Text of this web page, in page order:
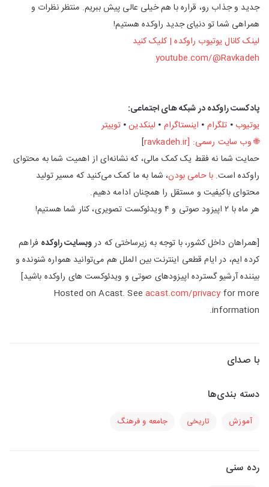
جدید و جذاب رو، قراره با هم خیلی عالی پیش ببریم. منتظر نظرات و
همراهی شما تو دنیای جدید راوکده هستیم!
لینک کانال یوتیوب راوکده | کلیک کنید
youtube.com/@Ravkadeh
پادکست راوکده در شبکه های اجتماعی:
یوتیوب ⦁ تلگرام ⦁ اینستاگرام ⦁ لینکدین⦁توییتر
🌐 وب‌ سایت رسمی: [ravkadeh.ir
]
حمایت شما نه فقط یک کمک مالی، که نشانه‌ای از اهمیت شما به محتوای
راوکده است. با حامی بودن، شما به ما کمک می‌کنید که مسیر تولید
محتوای باکیفیت و مستقل را همچنان ادامه دهیم.
هر ماه با ۲ اپیزود صوتی و ۴ ویدئوکست تصویری، کنار شما هستیم!
[همراهان داخل کشور، با توجه به زیرساختی که دروبسایت راوکده فراهم
کرده ایم، در ایام قطعی اینترنت بین الملل هم می‌توانید همواره شنونده و
بیننده آرشیو گسترده اپیزودهای صوتی و ویدئوکست های راوکده باشید]
Hosted on Acast. Seeacast.com/privacy for more
information.
با صدای
دسته بندی‌ها
آموزش تاریخی جامعه و فرهنگ
رده سنی